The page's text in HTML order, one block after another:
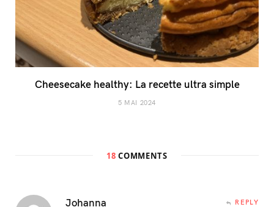
Cheesecake healthy: La recette ultra simple
5 MAI 2024
18 COMMENTS
Johanna REPLY